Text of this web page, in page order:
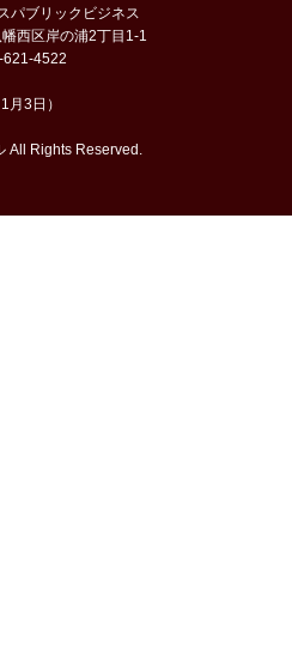
パブリックビジネス
西区岸の浦2丁目1-1
621-4522
3日）
All Rights Reserved.